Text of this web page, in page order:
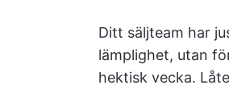
Ditt säljteam har
lämplighet, utan
hektisk vecka.